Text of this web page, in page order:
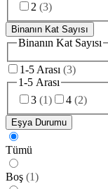
2 (3)
Binanın Kat Sayısı
Binanın Kat Sayısı
1-5 Arası (3)
1-5 Arası
3 (1) 4 (2)
Eşya Durumu
Tümü
Boş (1)